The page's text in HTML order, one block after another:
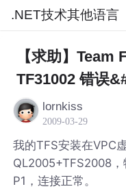
.NET技术其他语言
社区 .NET技术其
【求助】
TF31002 错误
lornkiss
2009-03-29
我的TFS安装在VPC
QL2005+TFS2008
P1，连接正常。